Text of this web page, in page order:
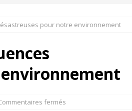
: 7 signes qui ne trompent pas
BIEN-ETRE
à ne pas manquer lors de votre escapade au
en Géorgie : conseils pratiques et astuces
pour notre environnement
fermés